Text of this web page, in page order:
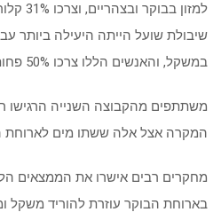
למזון
שיבולת שועל הייתה היעילה ביותר
במשקל, והאנשים הללו צרכו 50% פחות קלוריות בארוחת הצהריים.
המקרה אצל אלה ששתו מים לארוחת
מחקרים רבים אישרו את הממצאים
בארוחת הבוקר עוזרת להוריד משקל